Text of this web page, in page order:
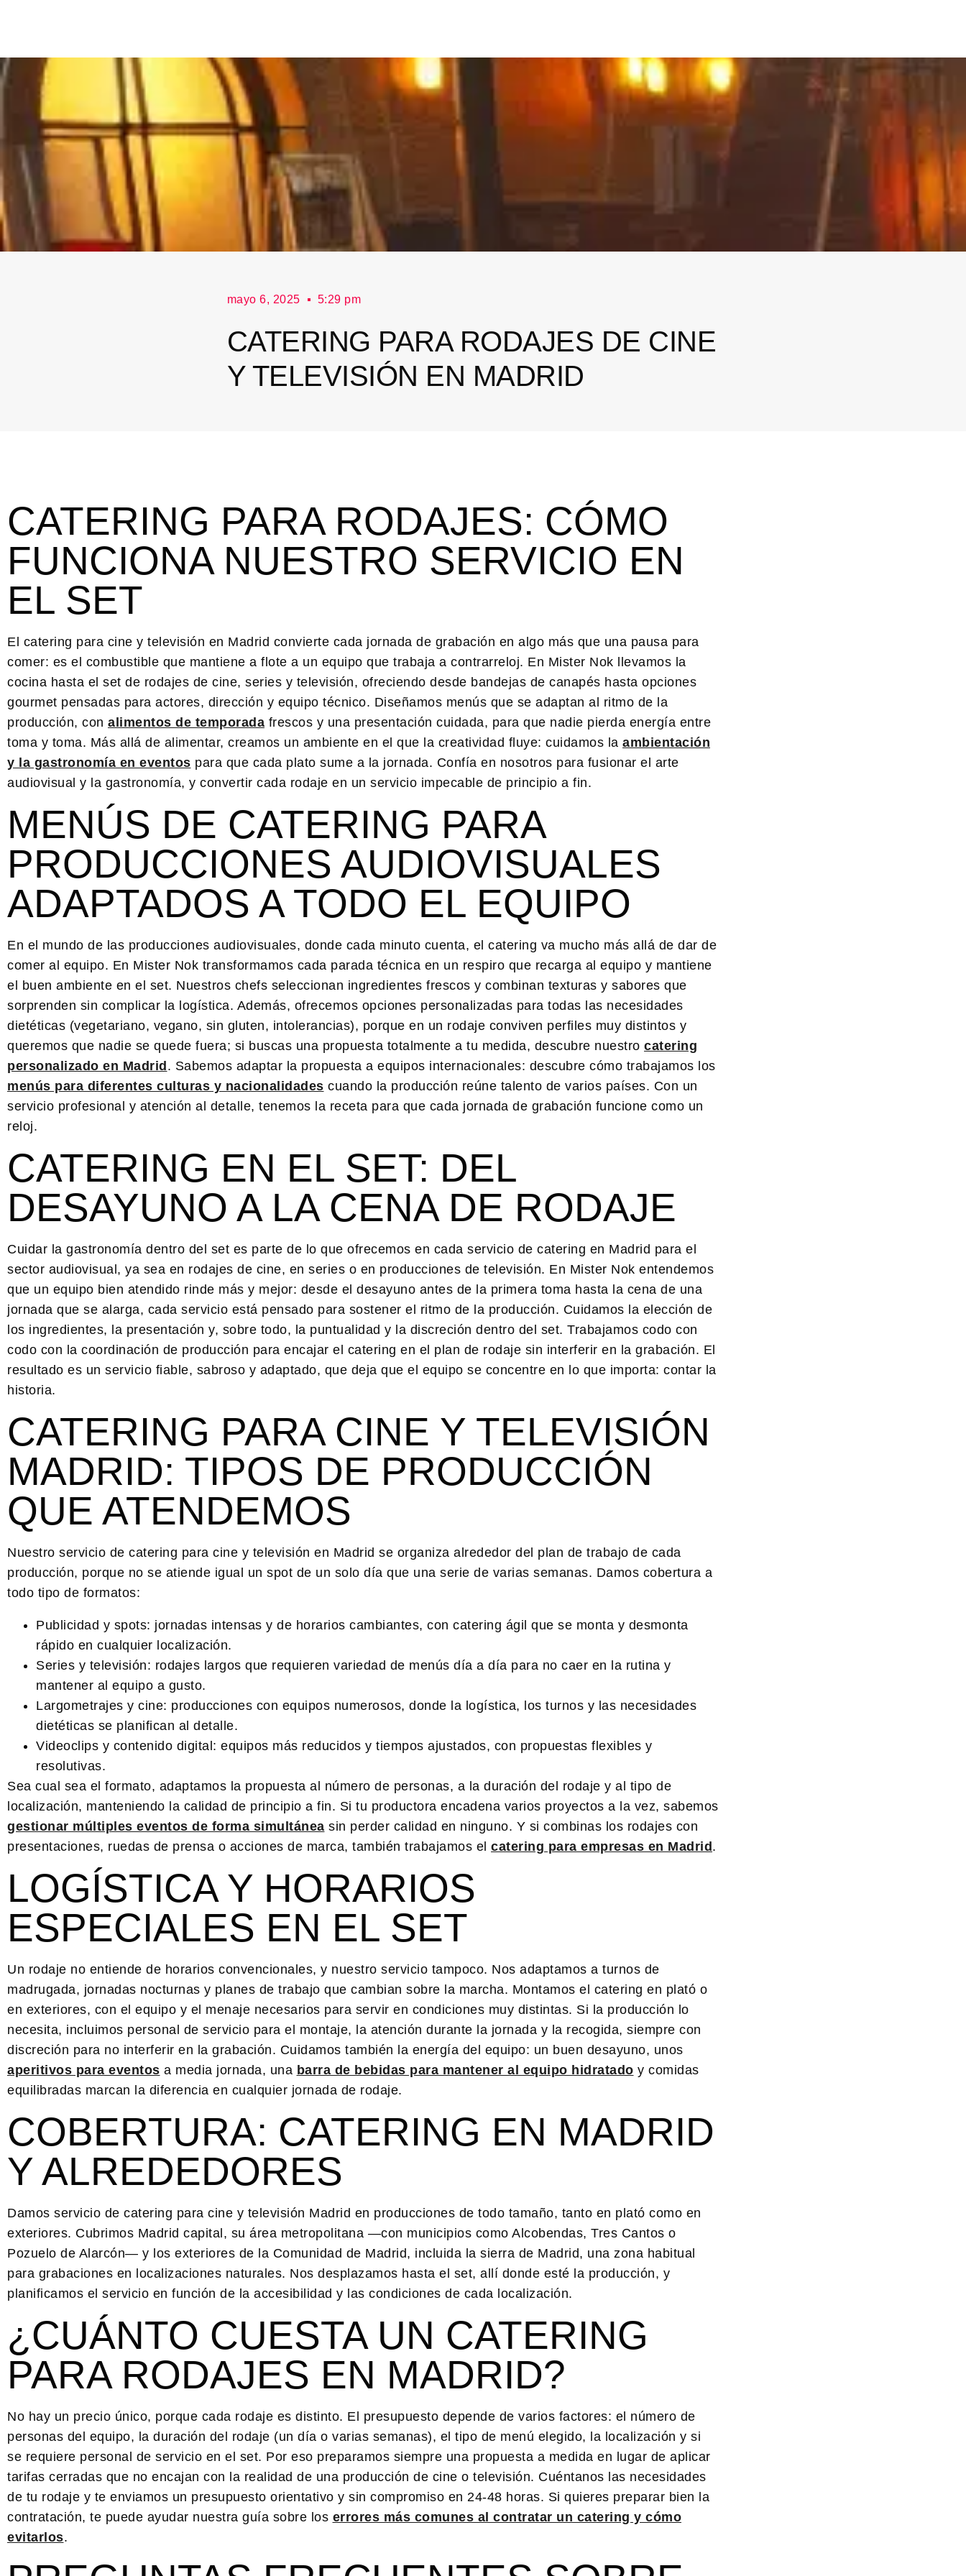
mayo 6, 2025 5:29 pm
CATERING PARA RODAJES DE CINE
Y TELEVISIÓN EN MADRID
CATERING PARA RODAJES: CÓMO
FUNCIONA NUESTRO SERVICIO EN
EL SET
El catering para cine y televisión en Madrid convierte cada jornada de grabación en algo más que una pausa para
comer: es el combustible que mantiene a flote a un equipo que trabaja a contrarreloj. En Mister Nok llevamos la
cocina hasta el set de rodajes de cine, series y televisión, ofreciendo desde bandejas de canapés hasta opciones
gourmet pensadas para actores, dirección y equipo técnico. Diseñamos menús que se adaptan al ritmo de la
producción, con alimentos de temporada frescos y una presentación cuidada, para que nadie pierda energía entre
toma y toma. Más allá de alimentar, creamos un ambiente en el que la creatividad fluye: cuidamos la ambientación
y la gastronomía en eventos para que cada plato sume a la jornada. Confía en nosotros para fusionar el arte
audiovisual y la gastronomía, y convertir cada rodaje en un servicio impecable de principio a fin.
MENÚS DE CATERING PARA
PRODUCCIONES AUDIOVISUALES
ADAPTADOS A TODO EL EQUIPO
En el mundo de las producciones audiovisuales, donde cada minuto cuenta, el catering va mucho más allá de dar de
comer al equipo. En Mister Nok transformamos cada parada técnica en un respiro que recarga al equipo y mantiene
el buen ambiente en el set. Nuestros chefs seleccionan ingredientes frescos y combinan texturas y sabores que
sorprenden sin complicar la logística. Además, ofrecemos opciones personalizadas para todas las necesidades
dietéticas (vegetariano, vegano, sin gluten, intolerancias), porque en un rodaje conviven perfiles muy distintos y
queremos que nadie se quede fuera; si buscas una propuesta totalmente a tu medida, descubre nuestro catering
personalizado en Madrid. Sabemos adaptar la propuesta a equipos internacionales: descubre cómo trabajamos los
menús para diferentes culturas y nacionalidades cuando la producción reúne talento de varios países. Con un
servicio profesional y atención al detalle, tenemos la receta para que cada jornada de grabación funcione como un
reloj.
CATERING EN EL SET: DEL
DESAYUNO A LA CENA DE RODAJE
Cuidar la gastronomía dentro del set es parte de lo que ofrecemos en cada servicio de catering en Madrid para el
sector audiovisual, ya sea en rodajes de cine, en series o en producciones de televisión. En Mister Nok entendemos
que un equipo bien atendido rinde más y mejor: desde el desayuno antes de la primera toma hasta la cena de una
jornada que se alarga, cada servicio está pensado para sostener el ritmo de la producción. Cuidamos la elección de
los ingredientes, la presentación y, sobre todo, la puntualidad y la discreción dentro del set. Trabajamos codo con
codo con la coordinación de producción para encajar el catering en el plan de rodaje sin interferir en la grabación. El
resultado es un servicio fiable, sabroso y adaptado, que deja que el equipo se concentre en lo que importa: contar la
historia.
CATERING PARA CINE Y TELEVISIÓN
MADRID: TIPOS DE PRODUCCIÓN
QUE ATENDEMOS
Nuestro servicio de catering para cine y televisión en Madrid se organiza alrededor del plan de trabajo de cada
producción, porque no se atiende igual un spot de un solo día que una serie de varias semanas. Damos cobertura a
todo tipo de formatos:
Publicidad y spots: jornadas intensas y de horarios cambiantes, con catering ágil que se monta y desmonta
rápido en cualquier localización.
Series y televisión: rodajes largos que requieren variedad de menús día a día para no caer en la rutina y
mantener al equipo a gusto.
Largometrajes y cine: producciones con equipos numerosos, donde la logística, los turnos y las necesidades
dietéticas se planifican al detalle.
Videoclips y contenido digital: equipos más reducidos y tiempos ajustados, con propuestas flexibles y
resolutivas.
Sea cual sea el formato, adaptamos la propuesta al número de personas, a la duración del rodaje y al tipo de
localización, manteniendo la calidad de principio a fin. Si tu productora encadena varios proyectos a la vez, sabemos
gestionar múltiples eventos de forma simultánea sin perder calidad en ninguno. Y si combinas los rodajes con
presentaciones, ruedas de prensa o acciones de marca, también trabajamos el catering para empresas en Madrid.
LOGÍSTICA Y HORARIOS
ESPECIALES EN EL SET
Un rodaje no entiende de horarios convencionales, y nuestro servicio tampoco. Nos adaptamos a turnos de
madrugada, jornadas nocturnas y planes de trabajo que cambian sobre la marcha. Montamos el catering en plató o
en exteriores, con el equipo y el menaje necesarios para servir en condiciones muy distintas. Si la producción lo
necesita, incluimos personal de servicio para el montaje, la atención durante la jornada y la recogida, siempre con
discreción para no interferir en la grabación. Cuidamos también la energía del equipo: un buen desayuno, unos
aperitivos para eventos a media jornada, una barra de bebidas para mantener al equipo hidratado y comidas
equilibradas marcan la diferencia en cualquier jornada de rodaje.
COBERTURA: CATERING EN MADRID
Y ALREDEDORES
Damos servicio de catering para cine y televisión Madrid en producciones de todo tamaño, tanto en plató como en
exteriores. Cubrimos Madrid capital, su área metropolitana —con municipios como Alcobendas, Tres Cantos o
Pozuelo de Alarcón— y los exteriores de la Comunidad de Madrid, incluida la sierra de Madrid, una zona habitual
para grabaciones en localizaciones naturales. Nos desplazamos hasta el set, allí donde esté la producción, y
planificamos el servicio en función de la accesibilidad y las condiciones de cada localización.
¿CUÁNTO CUESTA UN CATERING
PARA RODAJES EN MADRID?
No hay un precio único, porque cada rodaje es distinto. El presupuesto depende de varios factores: el número de
personas del equipo, la duración del rodaje (un día o varias semanas), el tipo de menú elegido, la localización y si
se requiere personal de servicio en el set. Por eso preparamos siempre una propuesta a medida en lugar de aplicar
tarifas cerradas que no encajan con la realidad de una producción de cine o televisión. Cuéntanos las necesidades
de tu rodaje y te enviamos un presupuesto orientativo y sin compromiso en 24-48 horas. Si quieres preparar bien la
contratación, te puede ayudar nuestra guía sobre los errores más comunes al contratar un catering y cómo
evitarlos.